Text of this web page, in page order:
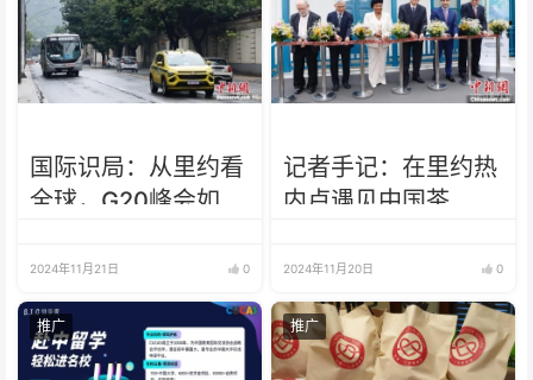
国际识局：从里约看
全球，G20峰会如何
战？
2024年11月21日 0
记者手记：在里约热
内卢遇见中国茶
2024年11月20日 0
推广 推广